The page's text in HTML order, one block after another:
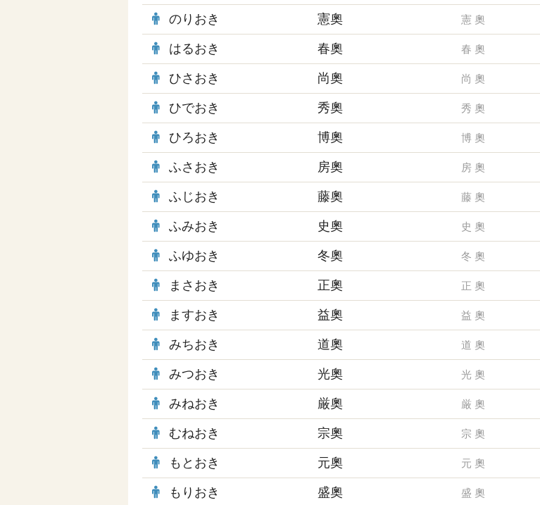
のりおき 憲奧 憲 奧
はるおき 春奧 春 奧
ひさおき 尚奧 尚 奧
ひでおき 秀奧 秀 奧
ひろおき 博奧 博 奧
ふさおき 房奧 房 奧
ふじおき 藤奧 藤 奧
ふみおき 史奧 史 奧
ふゆおき 冬奧 冬 奧
まさおき 正奧 正 奧
ますおき 益奧 益 奧
みちおき 道奧 道 奧
みつおき 光奧 光 奧
みねおき 厳奧 厳 奧
むねおき 宗奧 宗 奧
もとおき 元奧 元 奧
もりおき 盛奧 盛 奧